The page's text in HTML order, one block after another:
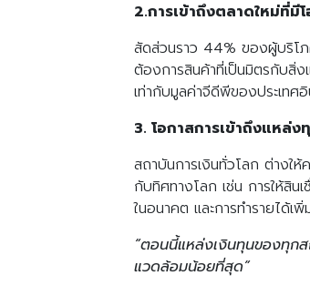
2.การเข้าถึงตลาดใหม่ที่มี
สัดส่วนราว 44% ของผู้บริโภ
ต้องการสินค้าที่เป็นมิตรกับสิ่
เท่ากับมูลค่าจีดีพีของประเทศ
3. โอกาสการเข้าถึงแหล่ง
สถาบันการเงินทั่วโลก ต่างใ
กับทิศทางโลก เช่น การให้สิน
ในอนาคต และการทำรายได้
“ตอนนี้แหล่งเงินทุนของทุก
แวดล้อมน้อยที่สุด”